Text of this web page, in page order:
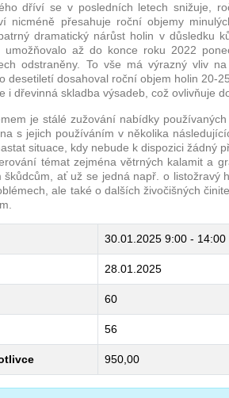
dříví se v posledních letech snižuje,
nicméně přesahuje roční objemy
dramatický nárůst holin v důsledku
umožňovalo až do konce roku 2022
odstraněny. To vše má výrazný vliv
desetiletí dosahoval roční objem holin 20-
i dřevinná skladba výsadeb, což ovlivňuje
je stálé zužování nabídky
s jejich používáním v několika
situace, kdy nebude k dispozici žádný
témat zejména větrných kalamit a
škůdcům, ať už se jedná např. o listožravý
ale také o dalších živočišných
30.01.2025 9:00 - 14:00
28.01.2025
60
56
950,00